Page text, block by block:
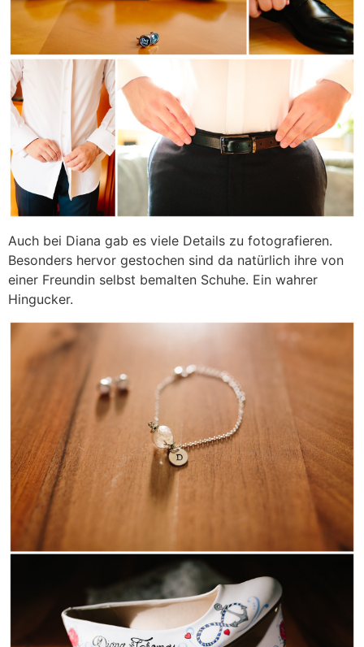
Auch bei Diana gab es viele Details zu fotografieren.
Besonders hervor gestochen sind da natürlich ihre von
einer Freundin selbst bemalten Schuhe. Ein wahrer
Hingucker.